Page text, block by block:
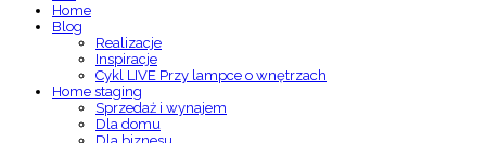
Home
Blog
Realizacje
Inspiracje
Cykl LIVE Przy lampce o wnętrzach
Home staging
Sprzedaż i wynajem
Dla domu